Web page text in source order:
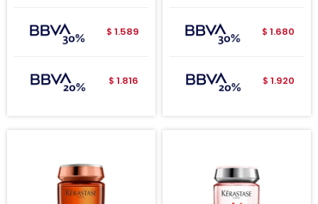
$ 1.589
$ 1.816
$ 1.680
$ 1.920